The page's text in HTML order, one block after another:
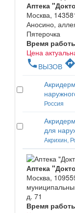
Аптека
Москва,
Аносино,
Пятерочка
Время
Цена
phone ВЫЗОВ directions
Россия
для
Акрихин,
Аптека
Москва,
д. 71
Время